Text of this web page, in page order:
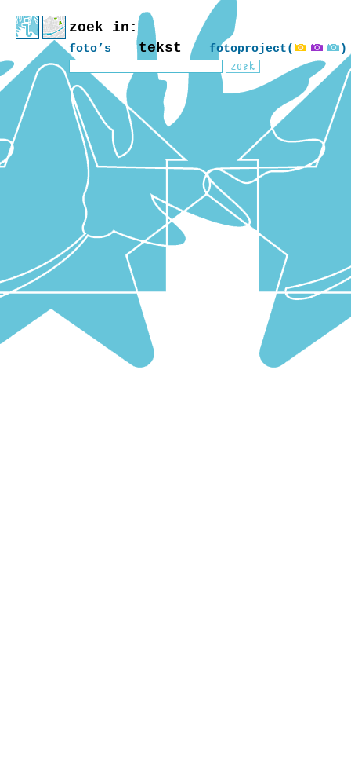
zoek in:
foto’s tekst fotoproject( )